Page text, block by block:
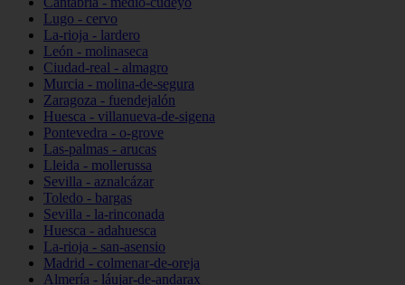
Lugo - cervo
La-rioja - lardero
León - molinaseca
Ciudad-real - almagro
Murcia - molina-de-segura
Zaragoza - fuendejalón
Huesca - villanueva-de-sigena
Pontevedra - o-grove
Las-palmas - arucas
Lleida - mollerussa
Sevilla - aznalcázar
Toledo - bargas
Sevilla - la-rinconada
Huesca - adahuesca
La-rioja - san-asensio
Madrid - colmenar-de-oreja
Almería - láujar-de-andarax